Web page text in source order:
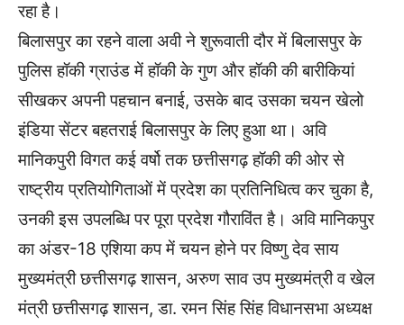
रहा है।
बिलासपुर का रहने वाला अवी ने शुरूवाती दौर में बिलासपुर के
पुलिस हॉकी ग्राउंड में हॉकी के गुण और हॉकी की बारीकियां
सीखकर अपनी पहचान बनाई, उसके बाद उसका चयन खेलो
इंडिया सेंटर बहतराई बिलासपुर के लिए हुआ था। अवि
मानिकपुरी विगत कई वर्षो तक छत्तीसगढ़ हॉकी की ओर से
राष्ट्रीय प्रतियोगिताओं में प्रदेश का प्रतिनिधित्व कर चुका है,
उनकी इस उपलब्धि पर पूरा प्रदेश गौराविंत है। अवि मानिकपुर
का अंडर-18 एशिया कप में चयन होने पर विष्णु देव साय
मुख्यमंत्री छत्तीसगढ़ शासन, अरुण साव उप मुख्यमंत्री व खेल
मंत्री छत्तीसगढ़ शासन, डा. रमन सिंह सिंह विधानसभा अध्यक्ष